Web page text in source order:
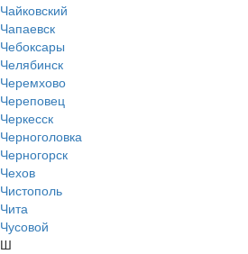
Чайковский
Чапаевск
Чебоксары
Челябинск
Черемхово
Череповец
Черкесск
Черноголовка
Черногорск
Чехов
Чистополь
Чита
Чусовой
Ш